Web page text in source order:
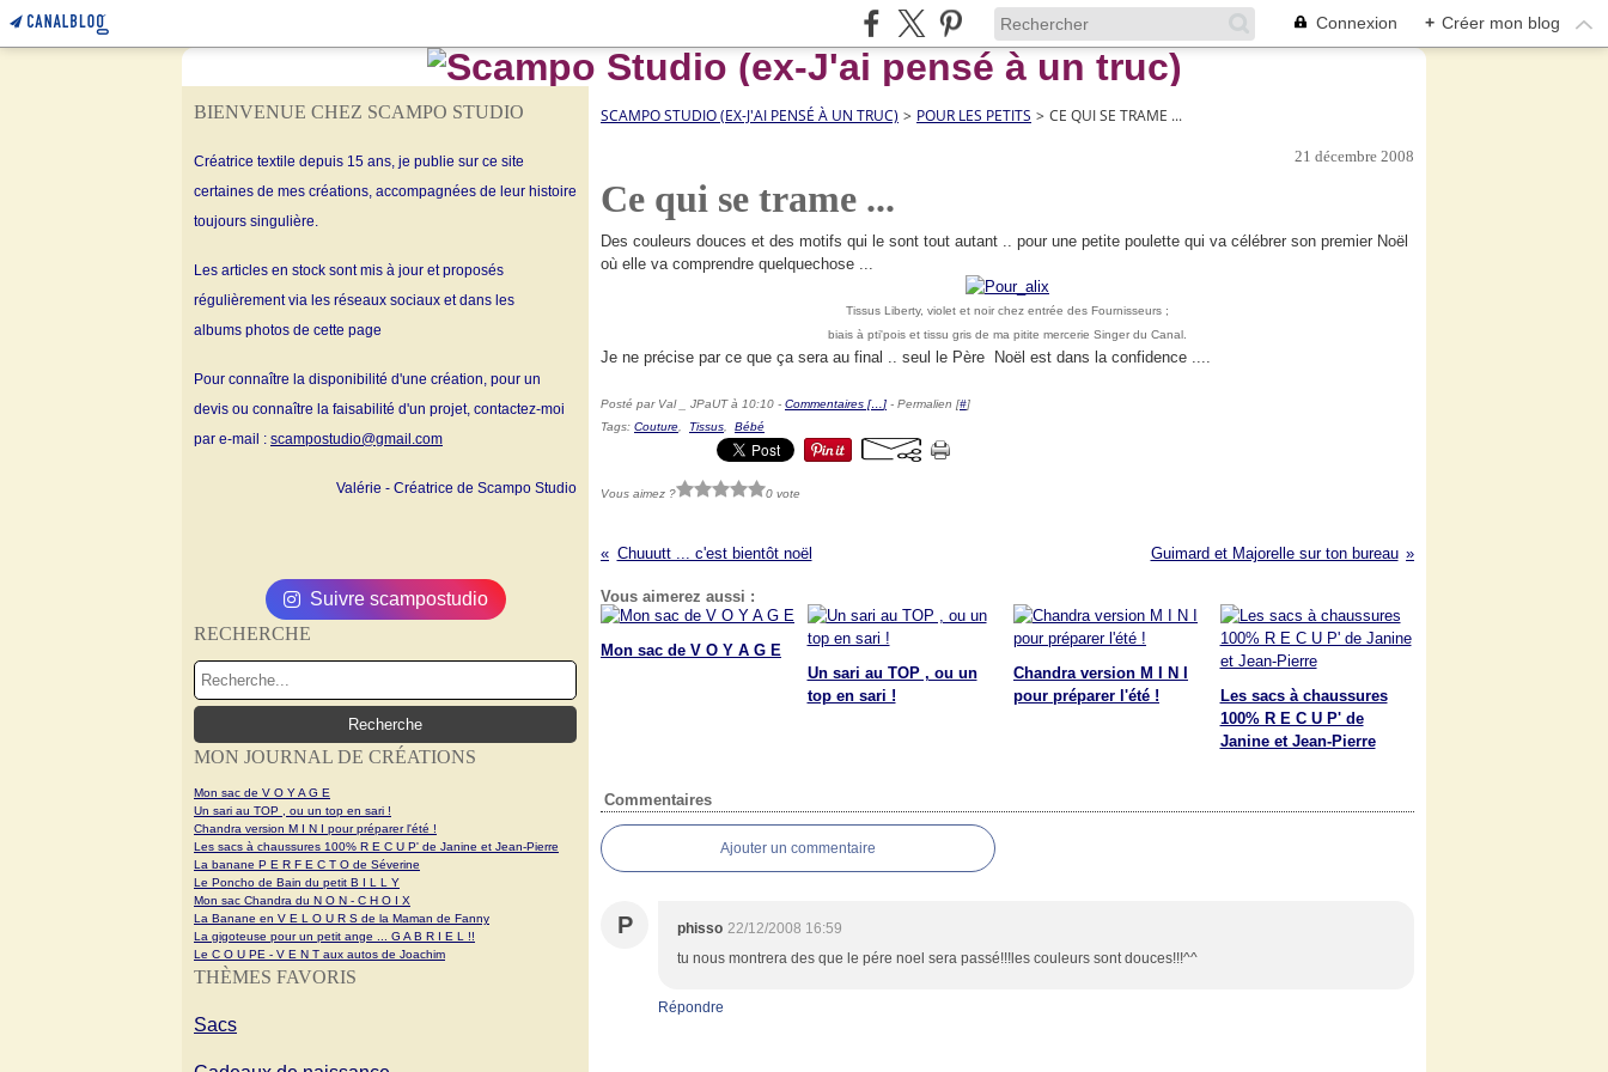
Connexion + Créer mon blog
BIENVENUE CHEZ SCAMPO STUDIO
Créatrice textile depuis 15 ans, je publie sur ce site
certaines de mes créations, accompagnées de leur histoire
toujours singulière.
Les articles en stock sont mis à jour et proposés
régulièrement via les réseaux sociaux et dans les
albums photos de cette page
Pour connaître la disponibilité d'une création, pour un
devis ou connaître la faisabilité d'un projet, contactez-moi
par e-mail : scampostudio@gmail.com
Valérie - Créatrice de Scampo Studio
Suivre scampostudio
RECHERCHE
MON JOURNAL DE CRÉATIONS
Mon sac de V O Y A G E
Un sari au TOP , ou un top en sari !
Chandra version M I N I pour préparer l'été !
Les sacs à chaussures 100% R E C U P' de Janine et Jean-Pierre
La banane P E R F E C T O de Séverine
Le Poncho de Bain du petit B I L L Y
Mon sac Chandra du N O N - C H O I X
La Banane en V E L O U R S de la Maman de Fanny
La gigoteuse pour un petit ange ... G A B R I E L !!
Le C O U PE - V E N T aux autos de Joachim
THÈMES FAVORIS
Sacs
SCAMPO STUDIO (EX-J'AI PENSÉ À UN TRUC) > POUR LES PETITS > CE QUI SE TRAME ...
21 décembre 2008
Ce qui se trame ...
Des couleurs douces et des motifs qui le sont tout autant .. pour une petite poulette qui va célébrer son premier Noël
où elle va comprendre quelquechose ...
Tissus Liberty, violet et noir chez entrée des Fournisseurs ;
biais à pti'pois et tissu gris de ma pitite mercerie Singer du Canal.
Je ne précise par ce que ça sera au final .. seul le Père Noël est dans la confidence ....
Posté par Val _ JPaUT à 10:10 - Commentaires [… ] - Permalien [#]
Tags: Couture Tissus Bébé
Vous aimez ? 0 vote
Chuuutt ... c'est bientôt noël Guimard et Majorelle sur ton bureau
Vous aimerez aussi :
Mon sac de V O Y A G E
Un sari au TOP , ou un
top en sari !
Chandra version M I N I
pour préparer l'été !
Les sacs à chaussures
100% R E C U P' de
Janine et Jean-Pierre
Commentaires
Ajouter un commentaire
P phisso 22/12/2008 16:59
tu nous montrera des que le pére noel sera passé!!!les couleurs sont douces!!!^^
Répondre